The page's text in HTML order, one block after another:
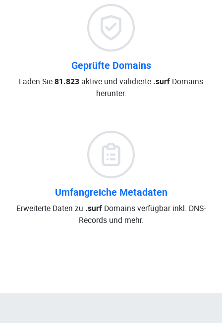
Geprüfte Domains
Laden Sie81.823 aktive und validierte .surf Domains
herunter.
Umfangreiche Metadaten
Erweiterte Daten zu .surf Domains verfügbar inkl. DNS-
Records und mehr.